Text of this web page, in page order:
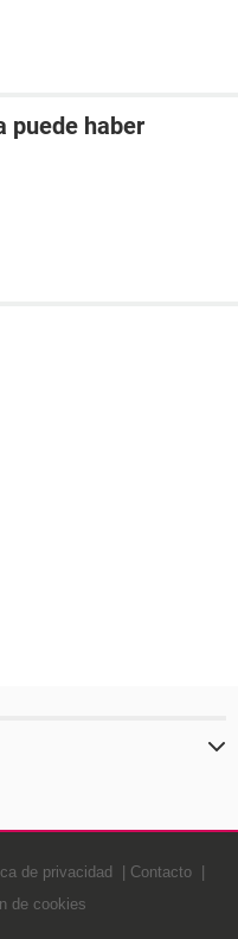
puede haber
de privacidad
Contacto
de cookies